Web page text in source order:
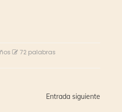
72 palabras
Entrada siguiente